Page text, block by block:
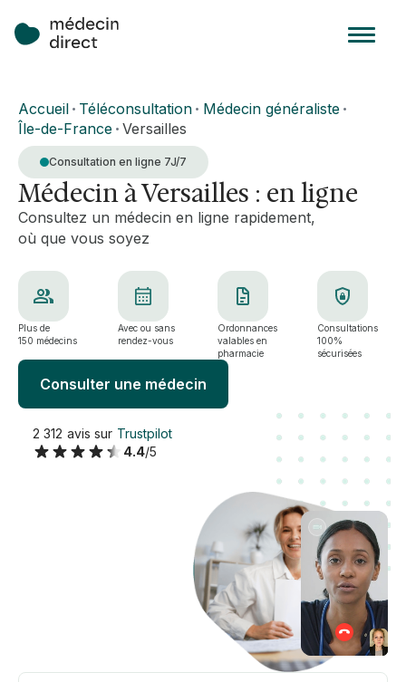
Accueil • Téléconsultation • Médecin généraliste•
Île-de-France •Versailles
Consultation en ligne 7J/7
Médecin à Versailles : en ligne
Consultez un médecin en ligne rapidement,
où que vous soyez
Plus de
150 médecins
Avec ou sans
rendez-vous
Ordonnances
valables en
pharmacie
Consultations
100%
sécurisées
Consulter une médecin
2 312 avis sur Trustpilot
4.4/5